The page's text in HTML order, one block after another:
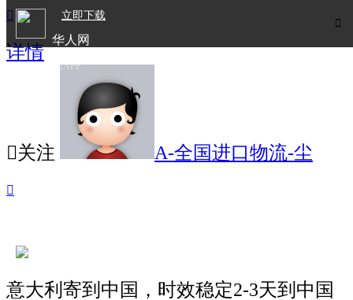

立即下载
华人网
欧洲华人生活APP

详情
关注 A-全国进口物流-尘

意大利寄到中国，时效稳定2-3天到中国